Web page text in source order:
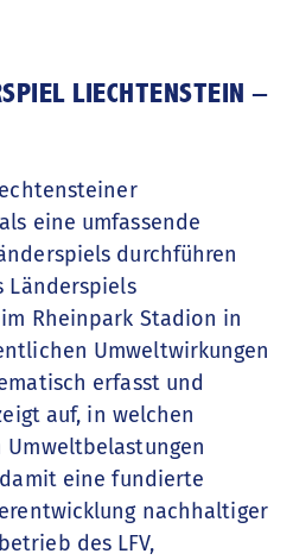
LIECHTENSTEIN –
eine umfassende
durchführen
Länderspiels
Rheinpark Stadion in
Umweltwirkungen
erfasst und
auf, in welchen
Umweltbelastungen
eine fundierte
nachhaltiger
des LFV,